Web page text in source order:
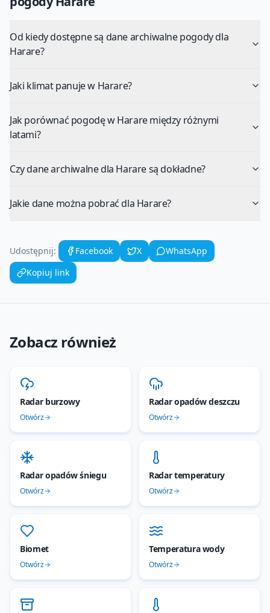
Od kiedy dostępne są dane archiwalne pogody dla
Harare?
Jaki klimat panuje w Harare?
Jak porównać pogodę w Harare między różnymi
latami?
Czy dane archiwalne dla Harare są dokładne?
Jakie dane można pobrać dla Harare?
Udostępnij: Facebook X
WhatsApp
Kopiuj link
Zobacz również
Radar burzowy
Otwórz
Radar opadów deszczu
Otwórz
Radar opadów śniegu
Otwórz
Radar temperatury
Otwórz
Biomet
Otwórz
Temperatura wody
Otwórz